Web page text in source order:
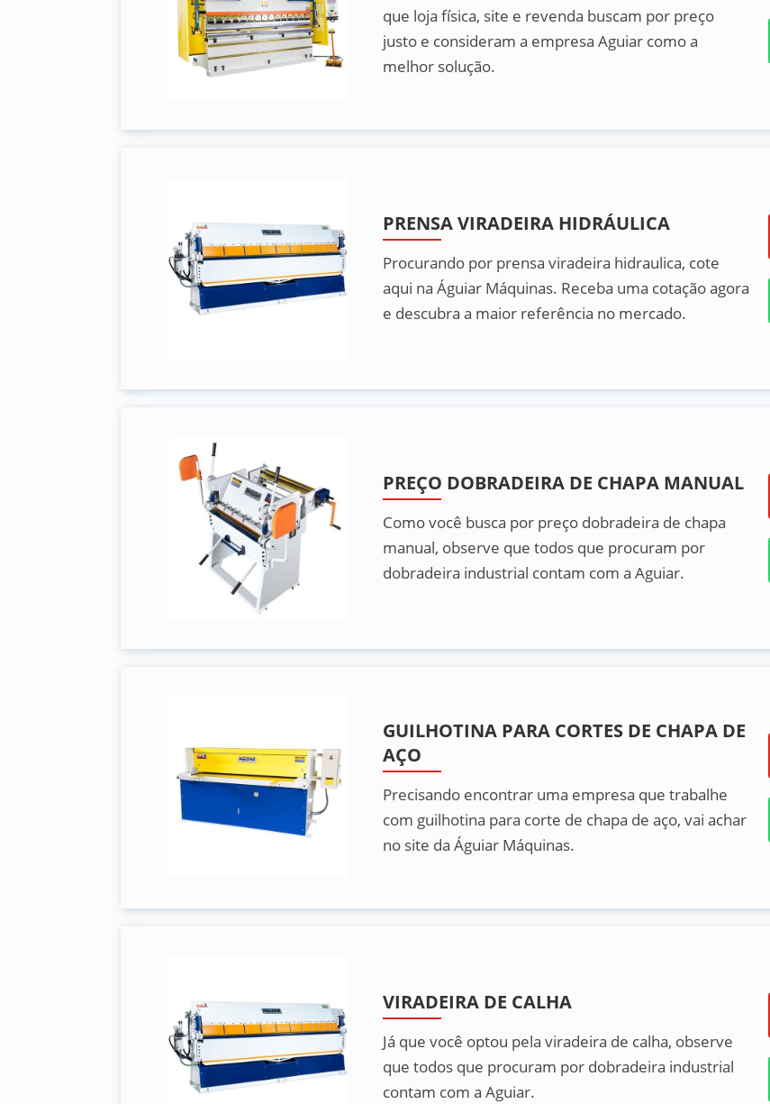
que loja física, site e revenda buscam por preço
justo e consideram a empresa Aguiar como a
melhor solução.
PRENSA VIRADEIRA HIDRÁULICA
Procurando por prensa viradeira hidraulica, cote
aqui na Águiar Máquinas. Receba uma cotação agora
e descubra a maior referência no mercado.
PREÇO DOBRADEIRA DE CHAPA MANUAL
Como você busca por preço dobradeira de chapa
manual, observe que todos que procuram por
dobradeira industrial contam com a Aguiar.
GUILHOTINA PARA CORTES DE CHAPA DE
AÇO
Precisando encontrar uma empresa que trabalhe
com guilhotina para corte de chapa de aço, vai achar
no site da Águiar Máquinas.
VIRADEIRA DE CALHA
Já que você optou pela viradeira de calha, observe
que todos que procuram por dobradeira industrial
contam com a Aguiar.